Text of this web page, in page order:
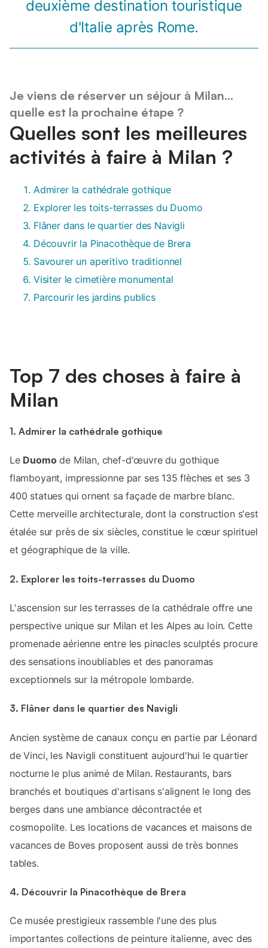
deuxième destination touristique
d'Italie après Rome.
Je viens de réserver un séjour à Milan...
quelle est la prochaine étape ?
Quelles sont les meilleures
activités à faire à Milan ?
Admirer la cathédrale gothique
Explorer les toits-terrasses du Duomo
Flâner dans le quartier des Navigli
Découvrir la Pinacothèque de Brera
Savourer un aperitivo traditionnel
Visiter le cimetière monumental
Parcourir les jardins publics
Top 7 des choses à faire à
Milan
1. Admirer la cathédrale gothique
Le Duomode Milan, chef-d'œuvre du gothique
flamboyant, impressionne par ses 135 flèches et ses 3
400 statues qui ornent sa façade de marbre blanc.
Cette merveille architecturale, dont la construction s'est
étalée sur près de six siècles, constitue le cœur spirituel
et géographique de la ville.
2. Explorer les toits-terrasses du Duomo
L'ascension sur les terrasses de la cathédrale offre une
perspective unique sur Milan et les Alpes au loin. Cette
promenade aérienne entre les pinacles sculptés procure
des sensations inoubliables et des panoramas
exceptionnels sur la métropole lombarde.
3. Flâner dans le quartier des Navigli
Ancien système de canaux conçu en partie par Léonard
de Vinci, les Navigli constituent aujourd'hui le quartier
nocturne le plus animé de Milan. Restaurants, bars
branchés et boutiques d'artisans s'alignent le long des
berges dans une ambiance décontractée et
cosmopolite. Les locations de vacances et maisons de
vacances de Boves proposent aussi de très bonnes
tables.
4. Découvrir la Pinacothèque de Brera
Ce musée prestigieux rassemble l'une des plus
importantes collections de peinture italienne, avec des